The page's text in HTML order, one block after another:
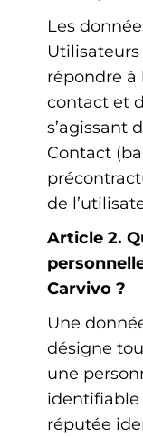
Les
répondre à
contact et
s’agissant
Contact
de
Article 2.
Carvivo ?
Une
désigne
une
identifiable
réputée